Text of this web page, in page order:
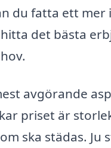
du fatta ett mer
det bästa
avgörande
priset är
ska städas. Ju